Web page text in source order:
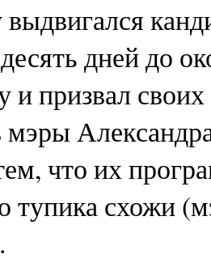
дней до
и призвал
мэры
что их
тупика схожи